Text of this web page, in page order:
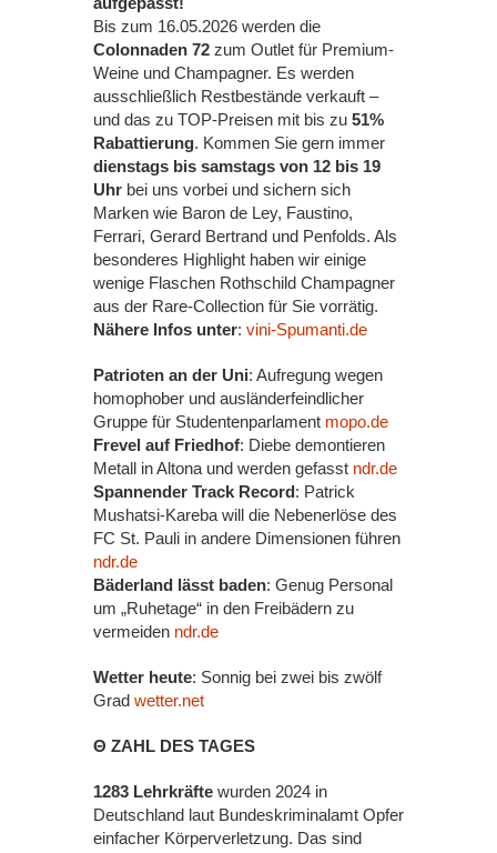
Bis zum 16.05.2026 werden die
Colonnaden 72 zum Outlet für Premium-
Weine und Champagner. Es werden
ausschließlich Restbestände verkauft –
und das zu TOP-Preisen mit bis zu 51%
Rabattierung. Kommen Sie gern immer
dienstags bis samstags von 12 bis 19
Uhr bei uns vorbei und sichern sich
Marken wie Baron de Ley, Faustino,
Ferrari, Gerard Bertrand und Penfolds. Als
besonderes Highlight haben wir einige
wenige Flaschen Rothschild Champagner
aus der Rare-Collection für Sie vorrätig.
Nähere Infos unter: vini-Spumanti.de
Patrioten an der Uni: Aufregung wegen
homophober und ausländerfeindlicher
Gruppe für Studentenparlament mopo.de
Frevel auf Friedhof: Diebe demontieren
Metall in Altona und werden gefasst ndr.de
Spannender Track Record: Patrick
Mushatsi-Kareba will die Nebenerlöse des
FC St. Pauli in andere Dimensionen führen
ndr.de
Bäderland lässt baden: Genug Personal
um „Ruhetage“ in den Freibädern zu
vermeiden ndr.de
Wetter heute: Sonnig bei zwei bis zwölf
Grad wetter.net
Θ ZAHL DES TAGES
1283 Lehrkräfte wurden 2024 in
Deutschland laut Bundeskriminalamt Opfer
einfacher Körperverletzung. Das sind